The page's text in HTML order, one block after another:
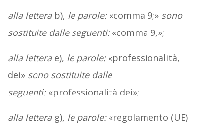
alla letterab), le parole:«comma 9;» sono
sostituite dalle seguenti:«comma 9,»;
alla letterae), le parole:«professionalità,
dei» sono sostituite dalle
seguenti:«professionalità dei»;
alla letterag), le parole:«regolamento (UE)